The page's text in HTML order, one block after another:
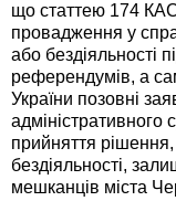
що статтею 174 КАС
провадження у
або бездіяльності
референдумів, а
України позовні
адміністративного
прийняття
бездіяльності,
мешканців міста